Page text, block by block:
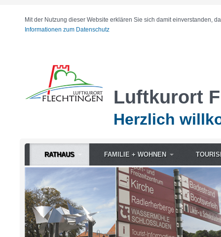
Mit der Nutzung dieser Website erklären Sie sich damit einverstanden,
Informationen zum Datenschutz
Luftkurort
Herzlich
RATHAUS FAMILIE + WOHNEN